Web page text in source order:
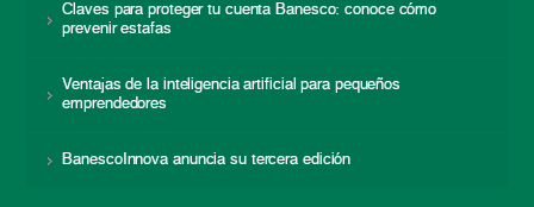
Claves para proteger tu cuenta Banesco: conoce cómo
prevenir estafas
Ventajas de la inteligencia artificial para pequeños
emprendedores
BanescoInnova anuncia su tercera edición